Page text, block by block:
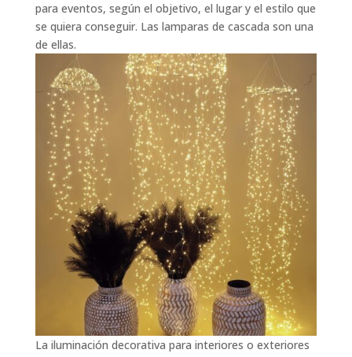
para eventos, según el objetivo, el lugar y el estilo que
se quiera conseguir. Las lamparas de cascada son una
de ellas.
La iluminación decorativa para interiores o exteriores